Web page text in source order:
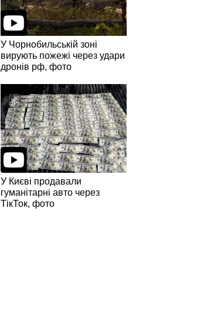
У Чорнобильській зоні
вирують пожежі через удари
дронів рф, фото
У Києві продавали
гуманітарні авто через
ТікТок, фото